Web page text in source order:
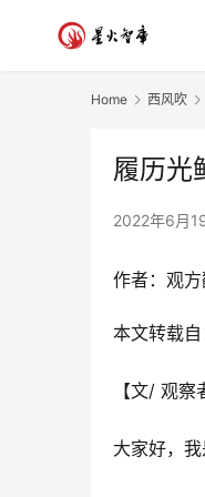
Home 西风吹
履历光
2022年6月
作者：观
本文转载自
【文/ 观察
大家好，